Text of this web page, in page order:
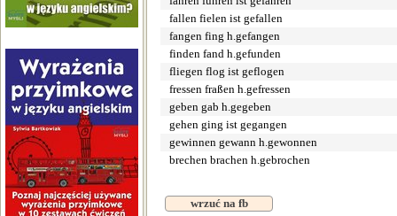
fallen fielen ist gefallen
fangen fing h.gefangen
finden fand h.gefunden
fliegen flog ist geflogen
fressen fraßen h.gefressen
geben gab h.gegeben
gehen ging ist gegangen
gewinnen gewann h.gewonnen
brechen brachen h.gebrochen
wrzuć na fb